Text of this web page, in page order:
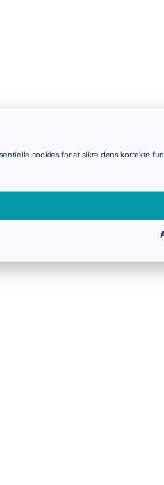
cookies for at sikre dens korrekte